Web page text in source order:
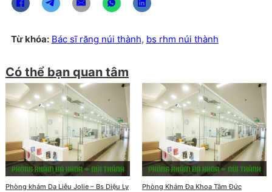
Từ khóa: Bác sĩ răng núi thành, bs rhm núi thành
Có thể bạn quan tâm
Phòng khám Da Liễu Jolie – Bs Diệu Ly Phòng Khám Đa Khoa Tâm Đức